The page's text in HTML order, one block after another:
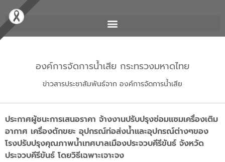
องค์การจัดการน้ำเสีย กระทรวงมหาดไทย
ข่าวสารประชาสัมพันธ์จาก องค์การจัดการน้ำเสีย
ประกาศผู้ชนะการเสนอราคา จ้างงานปรับปรุงซ่อมแซมเครื่องเติม
อากาศ เครื่องตักขยะ อุปกรณ์ท่อส่งน้ำและอุปกรณ์ต่างๆของ
โรงปรับปรุงคุณภาพน้ำเทศบาลเมืองประจวบคีรีขันธ์ จังหวัด
ประจวบคีรีขันธ์ โดยวิธีเฉพาะเจาะจง